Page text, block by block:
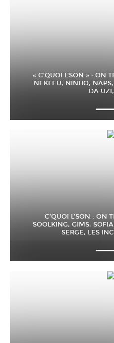
« C’QUOI L’SON » : ON
NEKFEU, NINHO,
DA
C’QUOI L’SON : ON
SOOLKING, GIMS,
SERGE, LES